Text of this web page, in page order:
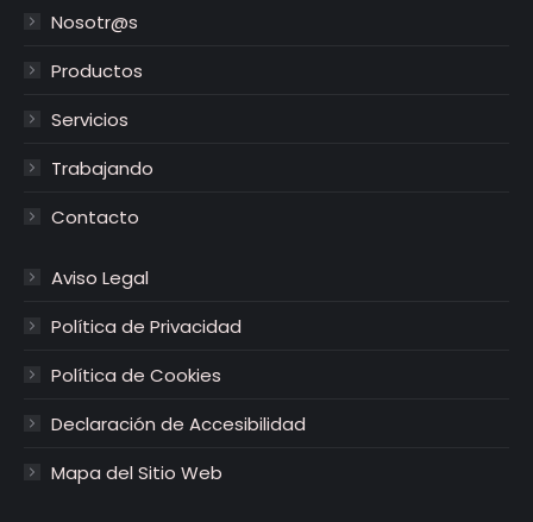
abre
una
abre
una
Nosotr@s
Productos
Servicios
Trabajando
Contacto
Aviso Legal
Política de Privacidad
Política de Cookies
Declaración de Accesibilidad
Mapa del Sitio Web